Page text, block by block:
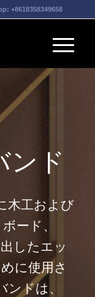
+8618358349658
ンド
木工および
ード、
したエッ
に使用さ
ドは、